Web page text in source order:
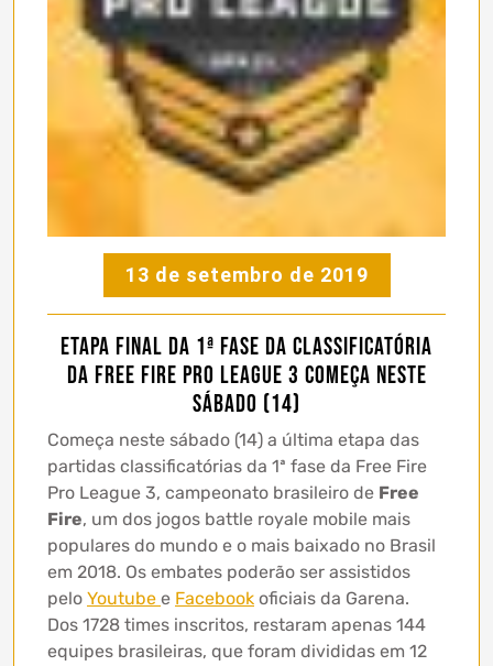
13 de setembro de 2019
Etapa final da 1ª fase da classificatória
da Free Fire Pro League 3 começa neste
sábado (14)
Começa neste sábado (14) a última etapa das
partidas classificatórias da 1ª fase da Free Fire
Pro League 3, campeonato brasileiro de Free
Fire, um dos jogos battle royale mobile mais
populares do mundo e o mais baixado no Brasil
em 2018. Os embates poderão ser assistidos
pelo Youtube e Facebook oficiais da Garena.
Dos 1728 times inscritos, restaram apenas 144
equipes brasileiras, que foram divididas em 12